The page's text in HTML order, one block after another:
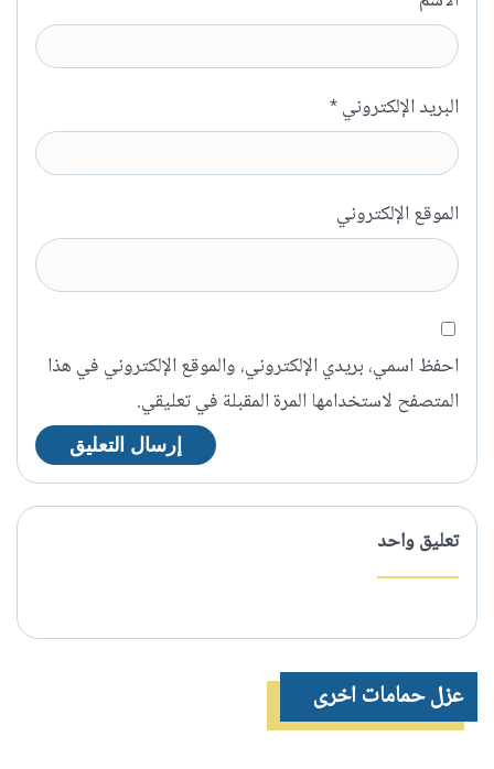
البريد الإلكتروني*
الموقع الإلكتروني
احفظ اسمي، بريدي الإلكتروني، والموقع الإلكتروني في هذا
المتصفح لاستخدامها المرة المقبلة في تعليقي.
تعليق واحد
عزل حمامات اخرى